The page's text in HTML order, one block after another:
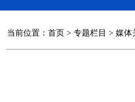
当前位置： 首页 > 专题栏目 > 媒体